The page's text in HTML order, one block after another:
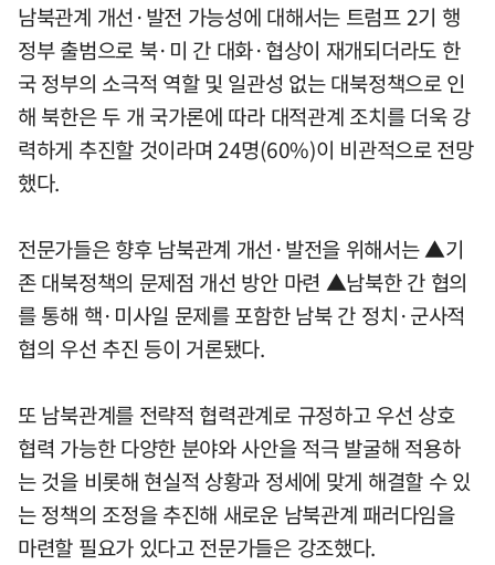
남북관계 개선·발전 가능성에 대해서는 트럼프 2기 행
정부 출범으로 북·미 간 대화·협상이 재개되더라도 한
국 정부의 소극적 역할 및 일관성 없는 대북정책으로 인
해 북한은 두 개 국가론에 따라 대적관계 조치를 더욱 강
력하게 추진할 것이라며 24명(60%)이 비관적으로 전망
했다.
전문가들은 향후 남북관계 개선·발전을 위해서는 ▲기
존 대북정책의 문제점 개선 방안 마련 ▲남북한 간 협의
를 통해 핵·미사일 문제를 포함한 남북 간 정치·군사적
협의 우선 추진 등이 거론됐다.
또 남북관계를 전략적 협력관계로 규정하고 우선 상호
협력 가능한 다양한 분야와 사안을 적극 발굴해 적용하
는 것을 비롯해 현실적 상황과 정세에 맞게 해결할 수 있
는 정책의 조정을 추진해 새로운 남북관계 패러다임을
마련할 필요가 있다고 전문가들은 강조했다.